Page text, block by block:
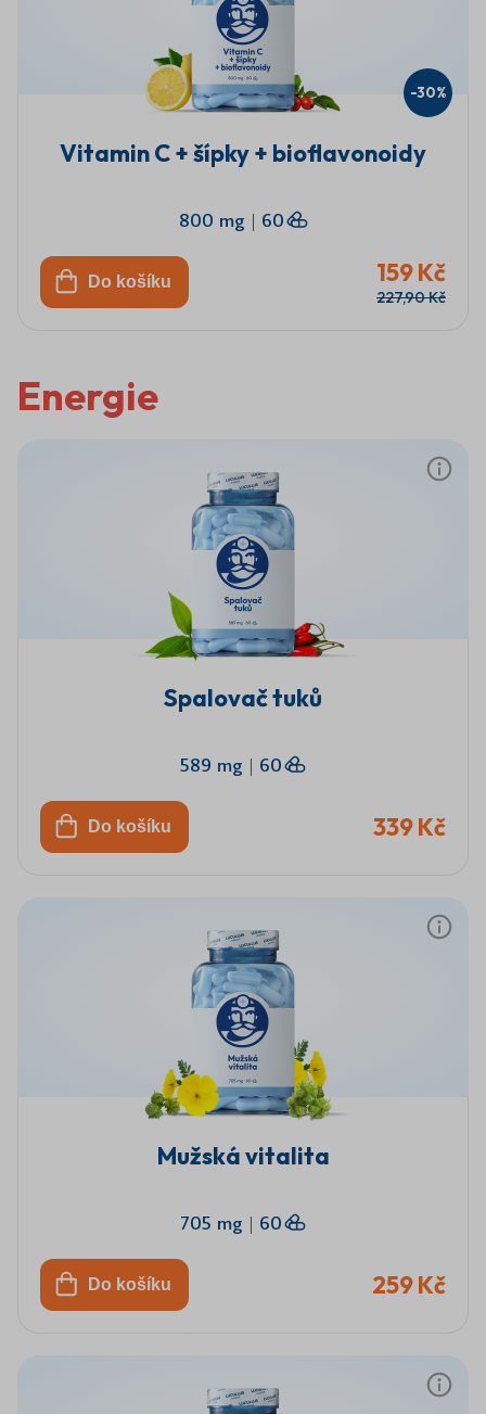
Vitamin C + šípky + bioflavonoidy
800 mg | 60
Do košíku 159 Kč
227,90 Kč
-30%
Energie
Spalovač tuků
589 mg | 60
Do košíku 339 Kč
Mužská vitalita
705 mg | 60
Do košíku 259 Kč